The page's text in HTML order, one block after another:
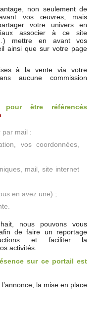
non seulement de
vos œuvres, mais
votre univers en
associer à ce site
mettre en avant vos
ainsi que sur votre page
à la vente via votre
aucune commission
être référencés
par mail :
vos coordonnées,
mail, site internet
en avez une) ;
nous pouvons vous
de faire un reportage
et faciliter la
activités.
sur ce portail est
la mise en place